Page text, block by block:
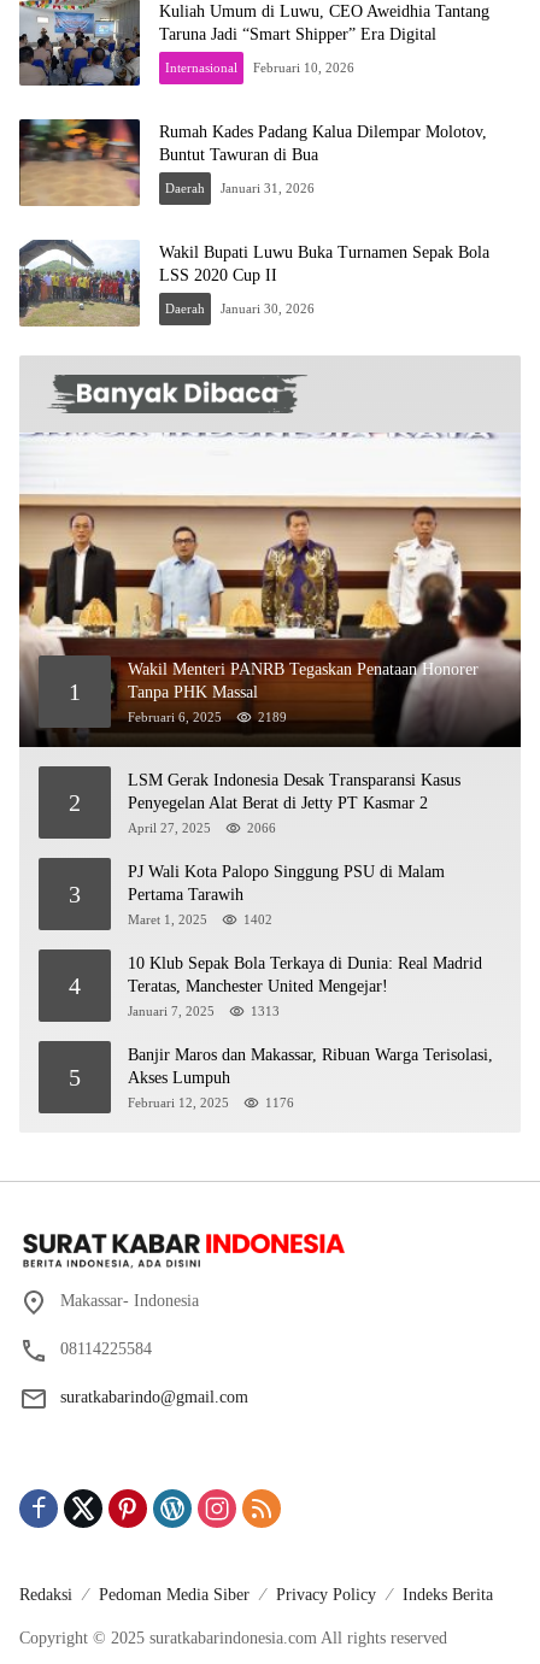
Kuliah Umum di Luwu, CEO Aweidhia Tantang
Taruna Jadi “Smart Shipper” Era Digital
Internasional Februari 10, 2026
Rumah Kades Padang Kalua Dilempar Molotov,
Buntut Tawuran di Bua
Daerah Januari 31, 2026
Wakil Bupati Luwu Buka Turnamen Sepak Bola
LSS 2020 Cup II
Daerah Januari 30, 2026
1
Wakil Menteri PANRB Tegaskan Penataan Honorer
Tanpa PHK Massal
Februari 6, 2025 2189
2
LSM Gerak Indonesia Desak Transparansi Kasus
Penyegelan Alat Berat di Jetty PT Kasmar 2
April 27, 2025 2066
3
PJ Wali Kota Palopo Singgung PSU di Malam
Pertama Tarawih
Maret 1, 2025 1402
4
10 Klub Sepak Bola Terkaya di Dunia: Real Madrid
Teratas, Manchester United Mengejar!
Januari 7, 2025 1313
5
Banjir Maros dan Makassar, Ribuan Warga Terisolasi,
Akses Lumpuh
Februari 12, 2025 1176
Makassar- Indonesia
08114225584
suratkabarindo@gmail.com
Redaksi Pedoman Media Siber Privacy Policy Indeks Berita
Copyright © 2025 suratkabarindonesia.com All rights reserved